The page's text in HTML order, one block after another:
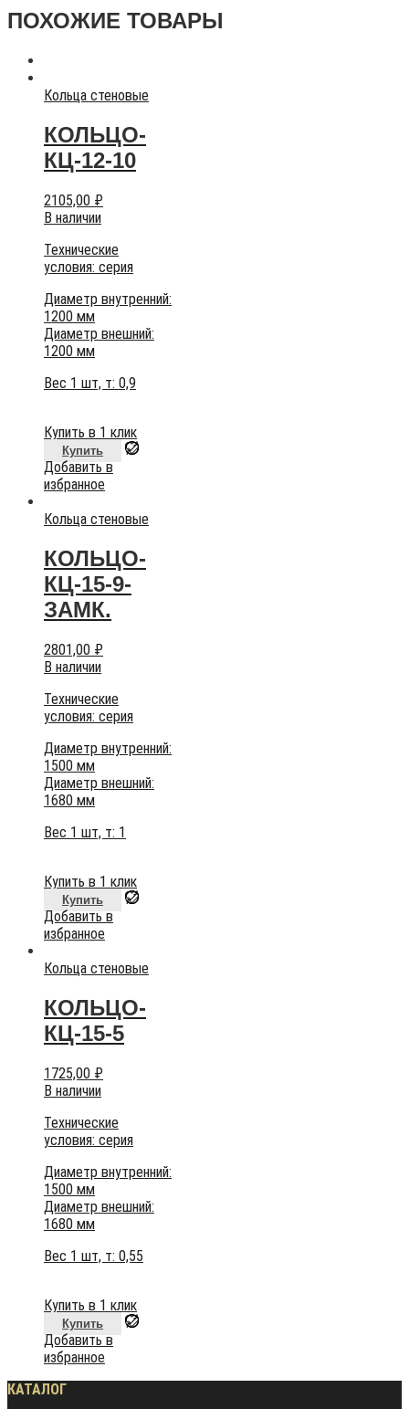
ПОХОЖИЕ ТОВАРЫ
Кольца стеновые
КОЛЬЦО-
КЦ-12-10
2105,00 ₽
В наличии
Технические
условия: серия
Диаметр внутренний:
1200 мм
Диаметр внешний:
1200 мм
Вес 1 шт, т: 0,9
Купить в 1 клик
Купить
Добавить в
избранное
Кольца стеновые
КОЛЬЦО-
КЦ-15-9-
ЗАМК.
2801,00 ₽
В наличии
Технические
условия: серия
Диаметр внутренний:
1500 мм
Диаметр внешний:
1680 мм
Вес 1 шт, т: 1
Купить в 1 клик
Купить
Добавить в
избранное
Кольца стеновые
КОЛЬЦО-
КЦ-15-5
1725,00 ₽
В наличии
Технические
условия: серия
Диаметр внутренний:
1500 мм
Диаметр внешний:
1680 мм
Вес 1 шт, т: 0,55
Купить в 1 клик
Купить
Добавить в
избранное
КАТАЛОГ